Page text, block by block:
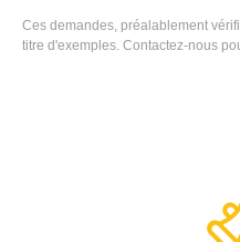
Ces demandes, préalablement
titre d'exemples. Contactez-nous